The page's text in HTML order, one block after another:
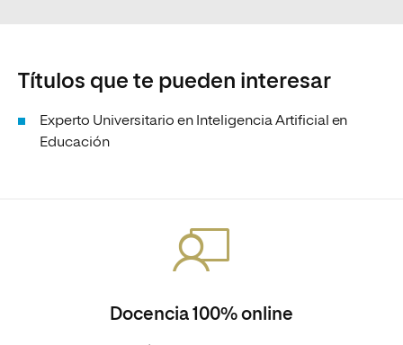
Títulos que te pueden interesar
Experto Universitario en Inteligencia Artificial en
Educación
Docencia 100% online